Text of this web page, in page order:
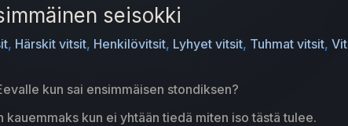
seisokki
, Härskit vitsit, Henkilövitsit, Lyhyet vitsit, Tuhmat vitsit,
kun sai ensimmäisen stondiksen?
kauemmaks kun ei yhtään tiedä miten iso tästä tulee.